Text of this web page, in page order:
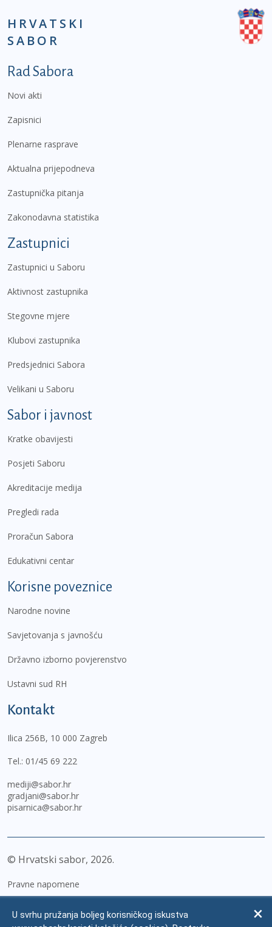
HRVATSKI
SABOR
Podnožje prvi izbornik
Rad Sabora
Novi akti
Zapisnici
Plenarne rasprave
Aktualna prijepodneva
Zastupnička pitanja
Zakonodavna statistika
Zastupnici
Zastupnici u Saboru
Aktivnost zastupnika
Stegovne mjere
Klubovi zastupnika
Predsjednici Sabora
Velikani u Saboru
Sabor i javnost
Kratke obavijesti
Posjeti Saboru
Akreditacije medija
Pregledi rada
Proračun Sabora
Edukativni centar
Korisne poveznice
Narodne novine
Savjetovanja s javnošću
Državno izborno povjerenstvo
Ustavni sud RH
Kontakt
Ilica 256B, 10 000 Zagreb
Tel.: 01/45 69 222
mediji@sabor.hr
gradjani@sabor.hr
pisarnica@sabor.hr
© Hrvatski sabor, 2026
Pravne napomene
U svrhu pružanja boljeg korisničkog iskustva